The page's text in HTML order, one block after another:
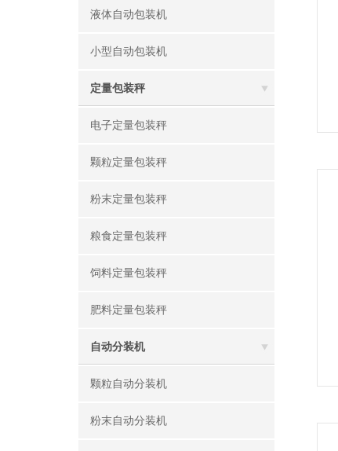
液体自动包装机
小型自动包装机
定量包装秤
电子定量包装秤
颗粒定量包装秤
粉末定量包装秤
粮食定量包装秤
饲料定量包装秤
肥料定量包装秤
自动分装机
颗粒自动分装机
粉末自动分装机